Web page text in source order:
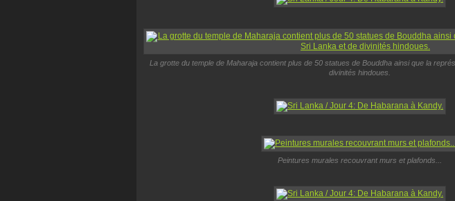
La grotte du temple de Maharaja contient plus de 50 statues de Bouddha ainsi que la
divinités hindoues.
Peintures murales recouvrant murs et plafonds...